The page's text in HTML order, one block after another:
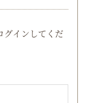
グインしてくだ